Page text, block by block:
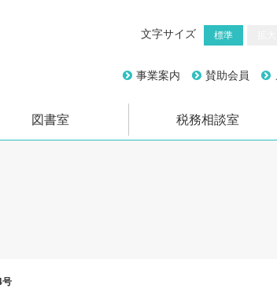
文字サイズ 標準
事業案内 賛助会員
図書室 税務相談室
号